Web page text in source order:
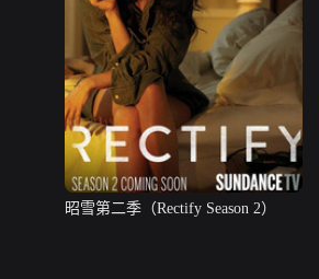
昭雪第二季（Rectify Season 2）